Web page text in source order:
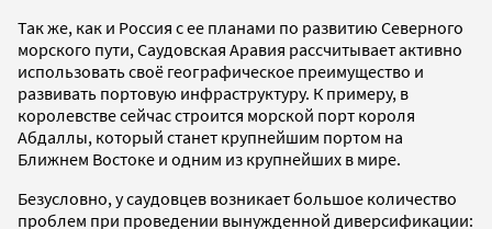
Так же, как и Россия с ее планами по развитию Северного
морского пути, Саудовская Аравия рассчитывает активно
использовать своё географическое преимущество и
развивать портовую инфраструктуру. К примеру, в
королевстве сейчас строится морской порт короля
Абдаллы, который станет крупнейшим портом на
Ближнем Востоке и одним из крупнейших в мире.
Безусловно, у саудовцев возникает большое количество
проблем при проведении вынужденной диверсификации: